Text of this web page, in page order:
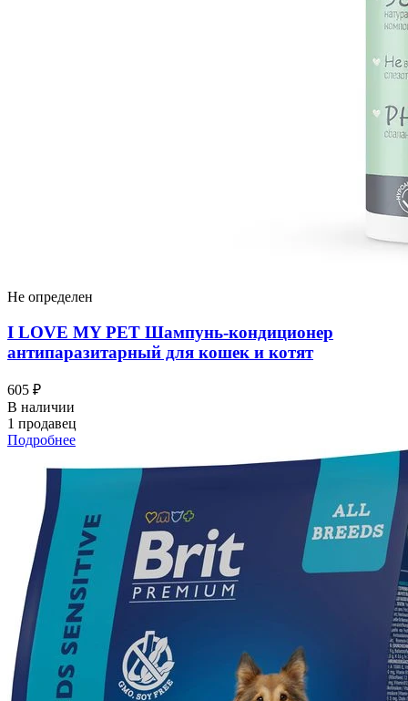
Не определен
I LOVЕ MY PET Шампунь-кондиционер
антипаразитарный для кошек и котят
605 ₽
В наличии
1 продавец
Подробнее